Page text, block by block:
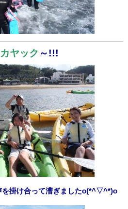
カヤック ～!!!
を掛け合って漕ぎましたo(*^▽^*)o